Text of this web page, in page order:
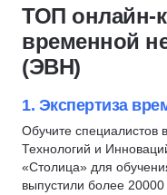
Маникюр
Массаж
Антиэйджинг
Медицина
Стоматология
Сестринское дело
Ветеринария
Фитнес-нутрициолог
Кинезиология
Гомеопатия
Фитнес тренеры
ТОП онлайн-
временной
(ЭВН)
1. Экспертиза
Обучите специалистов
Технологий и
«Столица» для
выпустили более